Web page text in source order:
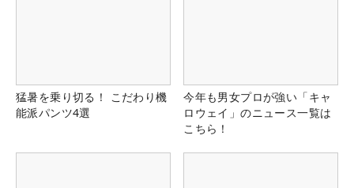
猛暑を乗り切る！ こだわり機
能派パンツ4選
今年も男女プロが強い「キャ
ロウェイ」のニュース一覧は
こちら！